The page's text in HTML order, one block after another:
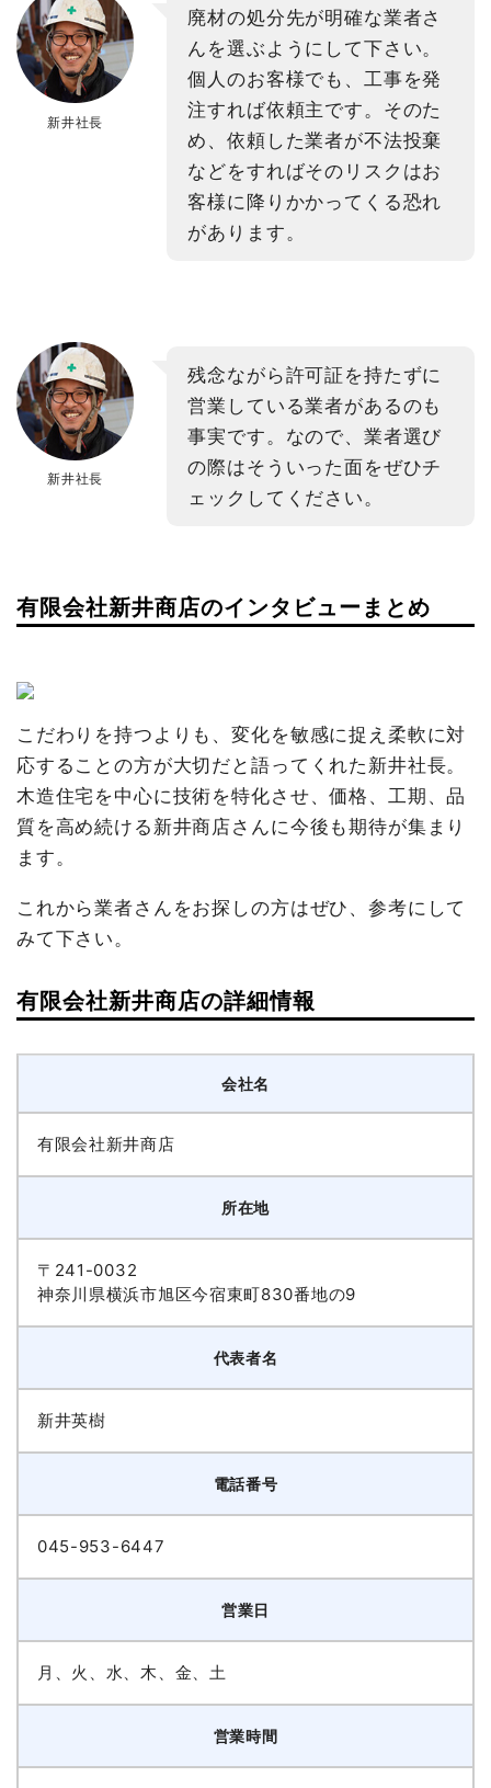
新井社長
廃材の処分先が明確な業者さ
んを選ぶようにして下さい。
個人のお客様でも、工事を発
注すれば依頼主です。そのた
め、依頼した業者が不法投棄
などをすればそのリスクはお
客様に降りかかってくる恐れ
があります。
新井社長
残念ながら許可証を持たずに
営業している業者があるのも
事実です。なので、業者選び
の際はそういった面をぜひチ
ェックしてください。
有限会社新井商店のインタビューまとめ
こだわりを持つよりも、変化を敏感に捉え柔軟に対
応することの方が大切だと語ってくれた新井社長。
木造住宅を中心に技術を特化させ、価格、工期、品
質を高め続ける新井商店さんに今後も期待が集まり
ます。
これから業者さんをお探しの方はぜひ、参考にして
みて下さい。
有限会社新井商店の詳細情報
会社名
有限会社新井商店
所在地
〒241-0032
神奈川県横浜市旭区今宿東町830番地の9
代表者名
新井英樹
電話番号
045-953-6447
営業日
月、火、水、木、金、土
営業時間